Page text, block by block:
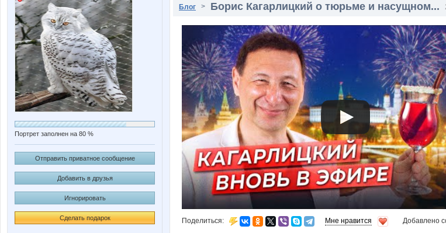
Портрет заполнен на 80 %
Отправить приватное сообщение
Добавить в друзья
Игнорировать
Сделать подарок
Блог > Борис Кагарлицкий о тюрьме и насущном...
Поделиться: Мне нравится Добавлено